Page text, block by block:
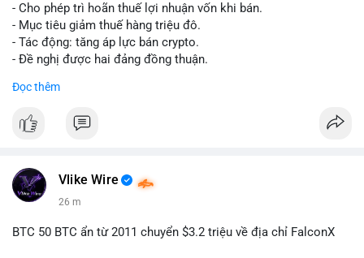
tái cơ cấu danh mục trước phiên giao dịch Âu-Mỹ. Tâm lý thị
trường có thể dao động nhẹ khi nhà đầu tư nhỏ lẻ theo dõi
động thái này.
và điểm đến của số BTC này trong 2-4 giờ tới. Nếu dòng tiền
phòng thủ. Nếu vào ví lạnh, có thể duy trì chiến lược nắm giữ
#160btc #vilanh #thanhkhoansan
- Cho phép trì hoãn thuế lợi nhuận vốn khi bán.
- Mục tiêu giảm thuế hàng triệu đô.
- Tác động: tăng áp lực bán crypto.
- Đề nghị được hai đảng đồng thuận.
📰 Nguồn: Cointelegraph
Đọc thêm
Vlike Wire
26 m
BTC 50 BTC ẩn từ 2011 chuyển $3.2 triệu về địa chỉ FalconX